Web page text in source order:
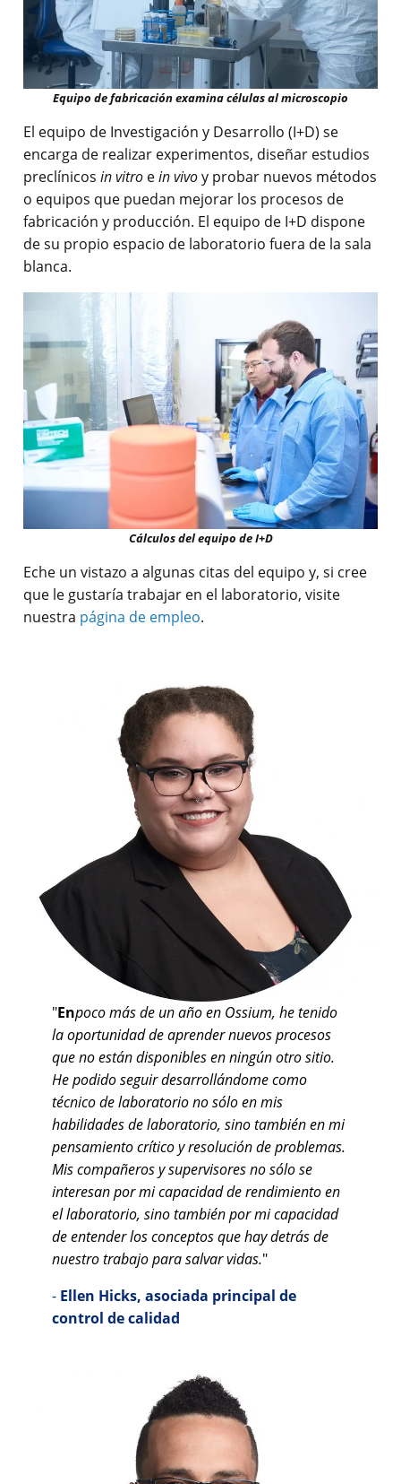
Equipo de fabricación examina células al microscopio
El equipo de Investigación y Desarrollo (I+D) se
encarga de realizar experimentos, diseñar estudios
preclínicos in vitro ein vivoy probar nuevos métodos
o equipos que puedan mejorar los procesos de
fabricación y producción. El equipo de I+D dispone
de su propio espacio de laboratorio fuera de la sala
blanca.
Cálculos del equipo de I+D
Eche un vistazo a algunas citas del equipo y, si cree
que le gustaría trabajar en el laboratorio, visite
nuestra página de empleo.
"Enpoco más de un año en Ossium, he tenido
la oportunidad de aprender nuevos procesos
que no están disponibles en ningún otro sitio.
He podido seguir desarrollándome como
técnico de laboratorio no sólo en mis
habilidades de laboratorio, sino también en mi
pensamiento crítico y resolución de problemas.
Mis compañeros y supervisores no sólo se
interesan por mi capacidad de rendimiento en
el laboratorio, sino también por mi capacidad
de entender los conceptos que hay detrás de
nuestro trabajo para salvar vidas."
- Ellen Hicks, asociada principal de
control de calidad